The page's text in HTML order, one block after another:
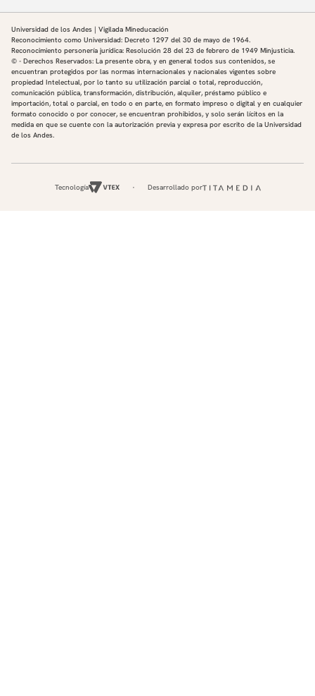
Universidad de los Andes | Vigilada Mineducación
Reconocimiento como Universidad: Decreto 1297 del 30 de mayo de 1964.
Reconocimiento personería jurídica: Resolución 28 del 23 de febrero de 1949 Minjusticia.
© - Derechos Reservados: La presente obra, y en general todos sus contenidos, se
encuentran protegidos por las normas internacionales y nacionales vigentes sobre
propiedad Intelectual, por lo tanto su utilización parcial o total, reproducción,
comunicación pública, transformación, distribución, alquiler, préstamo público e
importación, total o parcial, en todo o en parte, en formato impreso o digital y en cualquier
formato conocido o por conocer, se encuentran prohibidos, y solo serán lícitos en la
medida en que se cuente con la autorización previa y expresa por escrito de la Universidad
de los Andes.
Tecnología Desarrollado por